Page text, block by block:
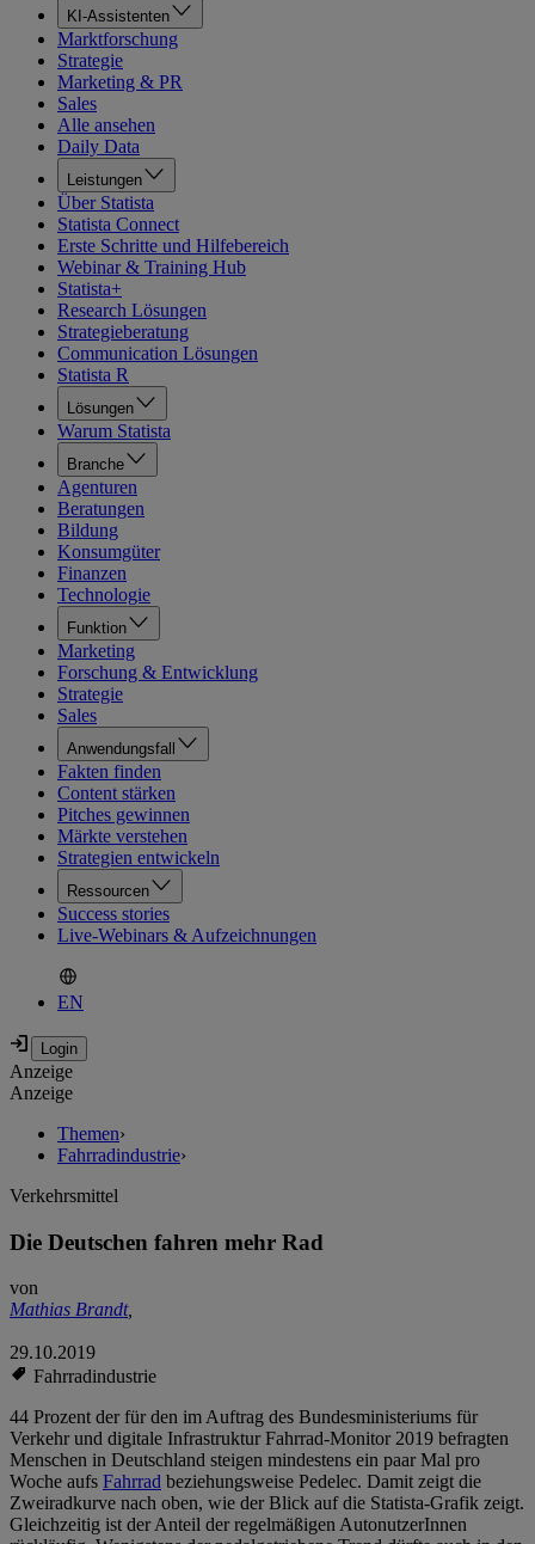
KI-Assistenten
Marktforschung
Strategie
Marketing & PR
Sales
Alle ansehen
Daily Data
Leistungen
Über Statista
Statista Connect
Erste Schritte und Hilfebereich
Webinar & Training Hub
Statista+
Research Lösungen
Strategieberatung
Communication Lösungen
Statista R
Lösungen
Warum Statista
Branche
Agenturen
Beratungen
Bildung
Konsumgüter
Finanzen
Technologie
Funktion
Marketing
Forschung & Entwicklung
Strategie
Sales
Anwendungsfall
Fakten finden
Content stärken
Pitches gewinnen
Märkte verstehen
Strategien entwickeln
Ressourcen
Success stories
Live-Webinars & Aufzeichnungen
EN
Anzeige
Anzeige
Themen›
Fahrradindustrie›
Verkehrsmittel
Die Deutschen fahren mehr Rad
von
Mathias Brandt,
29.10.2019
Fahrradindustrie
44 Prozent der für den im Auftrag des Bundesministeriums für
Verkehr und digitale Infrastruktur Fahrrad-Monitor 2019 befragten
Menschen in Deutschland steigen mindestens ein paar Mal pro
Woche aufs Fahrrad beziehungsweise Pedelec. Damit zeigt die
Zweiradkurve nach oben, wie der Blick auf die Statista-Grafik zeigt.
Gleichzeitig ist der Anteil der regelmäßigen AutonutzerInnen